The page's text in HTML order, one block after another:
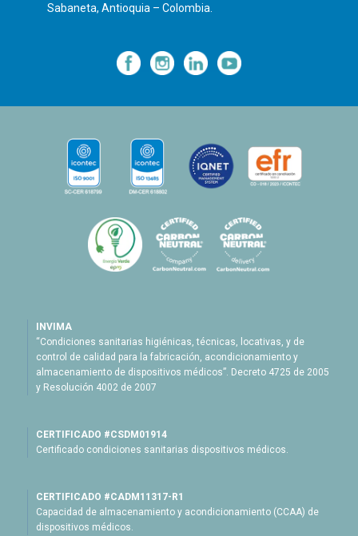
Sabaneta, Antioquia – Colombia.
— — —
INVIMA
“Condiciones sanitarias higiénicas, técnicas, locativas, y de
control de calidad para la fabricación, acondicionamiento y
almacenamiento de dispositivos médicos”. Decreto 4725 de 2005
y Resolución 4002 de 2007
CERTIFICADO #CSDM01914
Certificado condiciones sanitarias dispositivos médicos.
CERTIFICADO #CADM11317-R1
Capacidad de almacenamiento y acondicionamiento (CCAA) de
dispositivos médicos.